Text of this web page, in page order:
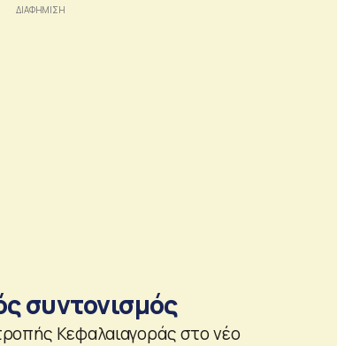
συντονισμός
Κεφαλαιαγοράς στο νέο